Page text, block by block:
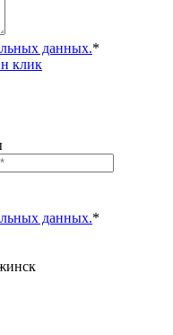
данных.*
клик
данных.*